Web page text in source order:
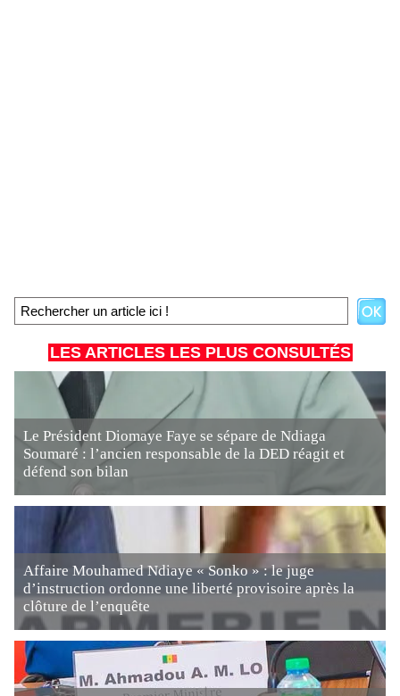
LES ARTICLES LES PLUS CONSULTÉS
Le Président Diomaye Faye se sépare de Ndiaga
Soumaré : l’ancien responsable de la DED réagit et
défend son bilan
Affaire Mouhamed Ndiaye « Sonko » : le juge
d’instruction ordonne une liberté provisoire après la
clôture de l’enquête